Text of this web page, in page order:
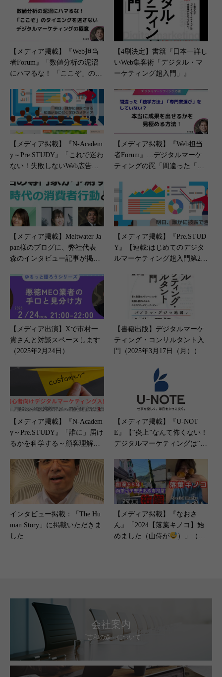
【メディア掲載】『Web担当
者Forum』「数値分析の泥沼
にハマるな！ 「ここぞ」のタ
マーケティングの極意」（202
5年8月1日）
【4刷決定】書籍『日本一詳し
いWeb集客術「デジタル・マ
ーケティング超入門」』
【メディア掲載】『N-Academ
y～Pre.STUDY』「これで迷わ
ない！失敗しないWeb広告の
訣」（2024年12月26日）
【メディア掲載】『Web担当
者Forum』…デジタルマーケ
ティングの罠「間違った「独
ない？ 本当に成果を出せるか
を見極める方法！」（2025年1
1月25日）
【メディア掲載】Meltwater Ja
pan様のブログに、弊社代表
森のインタビュー記事が掲載
【メディア掲載】『Pre.STUD
Y』【連載:はじめてのデジタ
ルマーケティング超入門第2
【メディア出演】Xで市村一
貴さんと対談スペースします
（2025年2月24日）
【書籍出版】デジタルマーケ
ティング・コンサルタント入
門（2025年3月17日（月））
【メディア掲載】『N-Academ
y～Pre.STUDY』「誰に」届け
るかを科学する～顧客理解の3
マージャーニー」（2025年11
月13日）
【メディア掲載】『U-NOT
E』【“炎上”なんて怖くない！
デジタルマーケティングは“魔
運用で大切なことは？】（202
3年5月1日）
インタビュー掲載：「The Hu
man Story」に掲載いただきま
した
【メディア掲載】『なおさ
ん』「2024【落葉キノコ】始
めました（山侍が
）」（20
会社案内
「吉和の森」について